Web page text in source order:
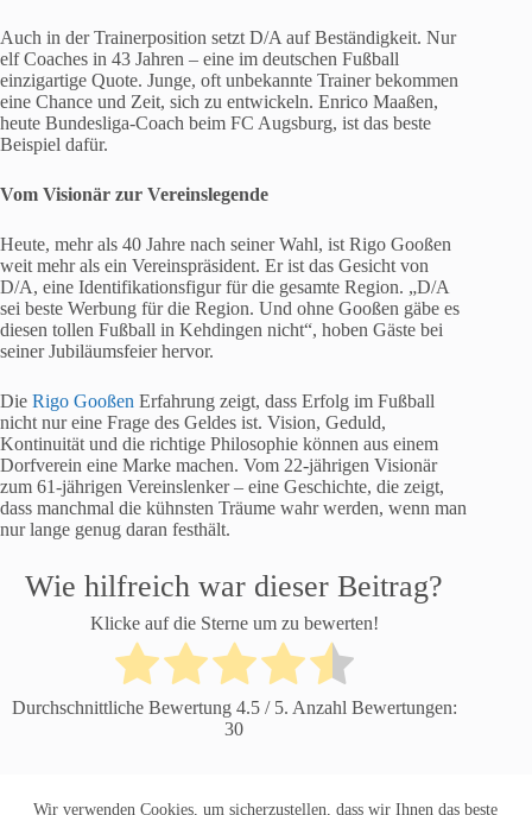
Wir verwenden Cookies, um sicherzustellen, dass wir Ihnen das beste
Auch in der Trainerposition setzt D/A auf Beständigkeit. Nur
elf Coaches in 43 Jahren – eine im deutschen Fußball
einzigartige Quote. Junge, oft unbekannte Trainer bekommen
eine Chance und Zeit, sich zu entwickeln. Enrico Maaßen,
heute Bundesliga-Coach beim FC Augsburg, ist das beste
Beispiel dafür.
Vom Visionär zur Vereinslegende
Heute, mehr als 40 Jahre nach seiner Wahl, ist Rigo Gooßen
weit mehr als ein Vereinspräsident. Er ist das Gesicht von
D/A, eine Identifikationsfigur für die gesamte Region. „D/A
sei beste Werbung für die Region. Und ohne Gooßen gäbe es
diesen tollen Fußball in Kehdingen nicht“, hoben Gäste bei
seiner Jubiläumsfeier hervor.
Die Rigo Gooßen Erfahrung zeigt, dass Erfolg im Fußball
nicht nur eine Frage des Geldes ist. Vision, Geduld,
Kontinuität und die richtige Philosophie können aus einem
Dorfverein eine Marke machen. Vom 22-jährigen Visionär
zum 61-jährigen Vereinslenker – eine Geschichte, die zeigt,
dass manchmal die kühnsten Träume wahr werden, wenn man
nur lange genug daran festhält.
Wie hilfreich war dieser Beitrag?
Klicke auf die Sterne um zu bewerten!
Durchschnittliche Bewertung 4.5/ 5. Anzahl Bewertungen:
30